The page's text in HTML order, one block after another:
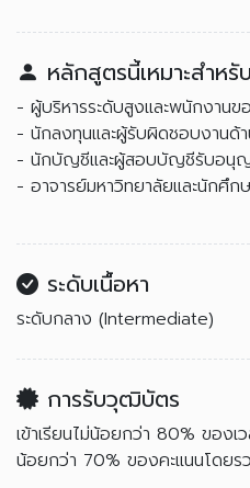
หลักสูตรนี้เหมาะสำหรับ
- ผู้บริหารระดับสูงและพนักงานข
- นักลงทุนและผู้รับผิดชอบงานด้
- นักบัญชีและผู้สอบบัญชีรับอนุ
- อาจารย์มหาวิทยาลัยและนักศึก
ระดับเนื้อหา
ระดับกลาง (Intermediate)
การรับวุฒิบัตร
เข้าเรียนไม่น้อยกว่า 80% ของเ
น้อยกว่า 70% ของคะแนนโดยร